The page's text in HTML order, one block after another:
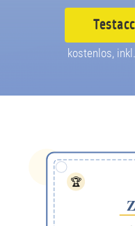
kostenlos, inkl.